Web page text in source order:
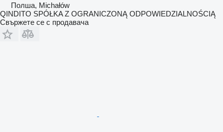
Полша, Michałów
QINDITO SPÓŁKA Z OGRANICZONĄ ODPOWIEDZIALNOŚCIĄ
Свържете се с продавача